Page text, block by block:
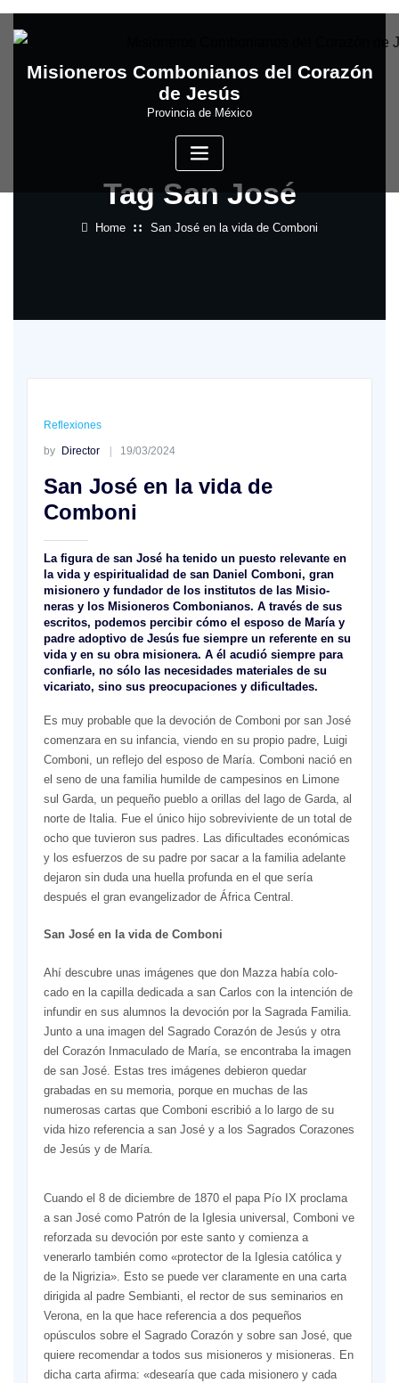
to
Misioneros Combonianos del Corazón
de Jesús
Provincia de México
Tag San José
Home San José en la vida de Comboni
Reflexiones
by Director 19/03/2024
San José en la vida de
Comboni
La figura de san José ha tenido un pues­to relevante en
la vida y espiritualidad de san Daniel Comboni, gran
misionero y fundador de los institutos de las Misio­
neras y los Misioneros Combonianos. A través de sus
escritos, podemos percibir cómo el esposo de María y
padre adopti­vo de Jesús fue siempre un referente en su
vida y en su obra misionera. A él acu­dió siempre para
confiarle, no sólo las necesidades materiales de su
vicariato, sino sus preocupaciones y dificultades.
Es muy probable que la devoción de Comboni por san José
comenzara en su infancia, viendo en su propio pa­dre, Luigi
Comboni, un reflejo del esposo de María. Comboni nació en
el seno de una familia humil­de de campesinos en Limone
sul Garda, un pequeño pueblo a orillas del lago de Garda, al
norte de Italia. Fue el único hijo sobreviviente de un total de
ocho que tuvieron sus padres. Las dificultades económicas
y los esfuer­zos de su padre por sacar a la familia adelante
dejaron sin duda una huella profun­da en el que sería
después el gran evangelizador de África Central.
San José en la vida de Comboni
Ahí descubre unas imágenes que don Mazza había colo­
cado en la capilla dedicada a san Carlos con la intención de
in­fundir en sus alumnos la devoción por la Sagrada Familia.
Junto a una imagen del Sagrado Corazón de Je­sús y otra
del Corazón Inmaculado de María, se encontraba la imagen
de san José. Estas tres imágenes debieron quedar
grabadas en su memoria, porque en muchas de las
numerosas cartas que Comboni es­cribió a lo largo de su
vida hizo re­ferencia a san José y a los Sagrados Corazones
de Jesús y de María.
Cuando el 8 de diciembre de 1870 el papa Pío IX proclama
a san José como Patrón de la Iglesia universal, Comboni ve
reforzada su devoción por este santo y co­mienza a
venerarlo también como «protector de la Iglesia católica y
de la Nigrizia». Esto se puede ver claramente en una carta
dirigida al padre Sem­bianti, el rector de sus seminarios en
Verona, en la que hace referencia a dos pequeños
opúsculos sobre el Sagrado Corazón y sobre san José, que
quiere recomendar a todos sus misioneros y misioneras. En
dicha carta afirma: «desearía que cada misionero y cada